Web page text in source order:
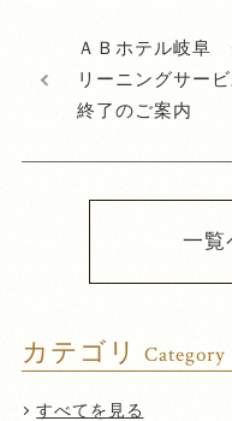
ＡＢホテル岐阜
リーニングサービ
終了のご案内
一覧
カテゴリ Category
すべてを見る